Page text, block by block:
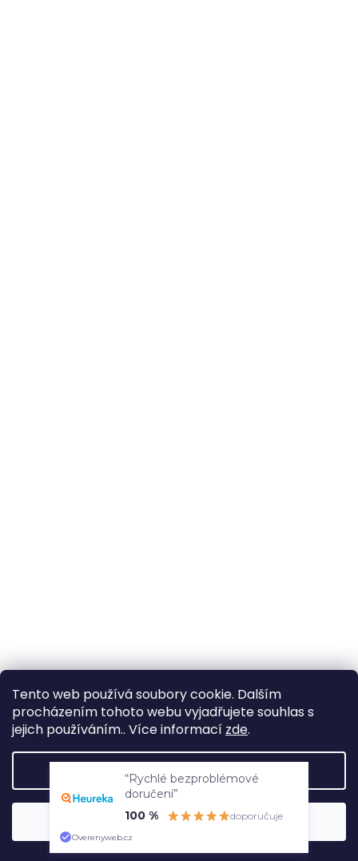
Tento web používá soubory cookie. Dalším
procházením tohoto webu vyjadřujete souhlas s
jejich používáním.. Více informací zde.
Nastavení
Souhlasím
“Rychlé bezproblémové
doručení”
100 %
doporučuje
Overenyweb.cz